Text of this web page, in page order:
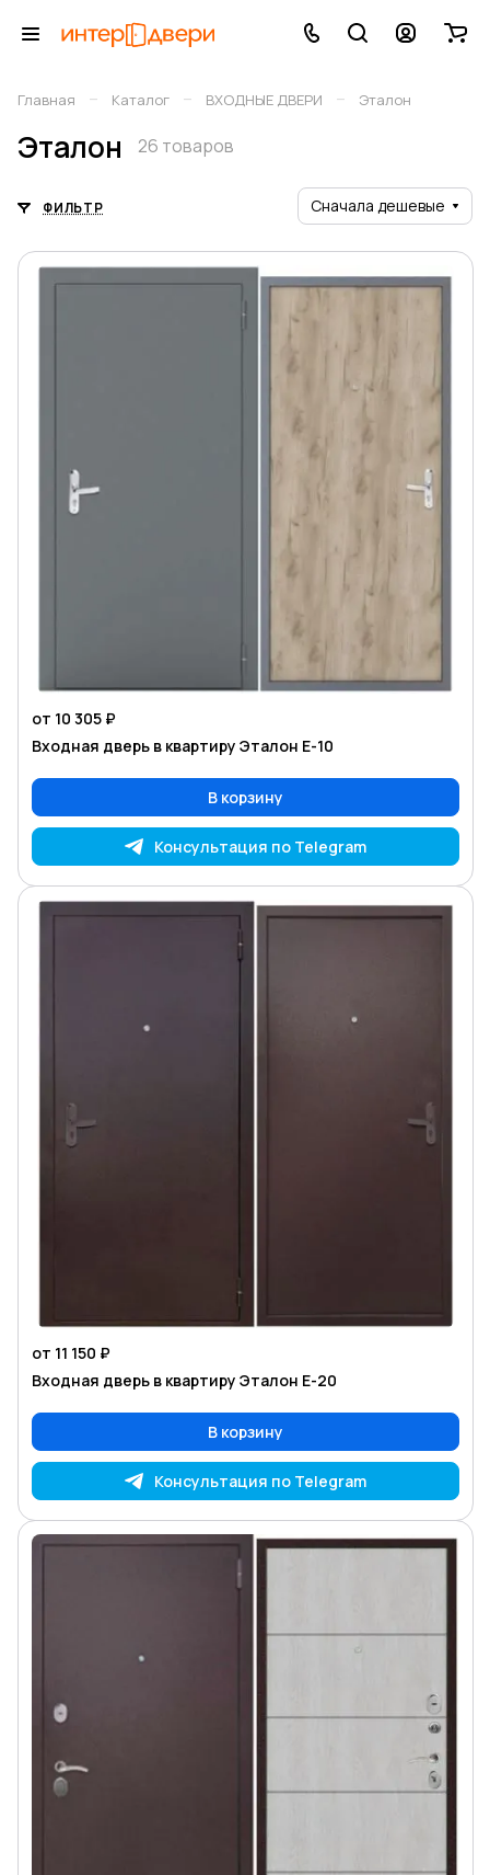
Главная – Каталог – ВХОДНЫЕ ДВЕРИ – Эталон
Эталон 26 товаров
ФИЛЬТР Сначала дешевые
от 10 305 ₽
Входная дверь в квартиру Эталон Е-10
В корзину
Консультация по Telegram
от 11 150 ₽
Входная дверь в квартиру Эталон Е-20
В корзину
Консультация по Telegram